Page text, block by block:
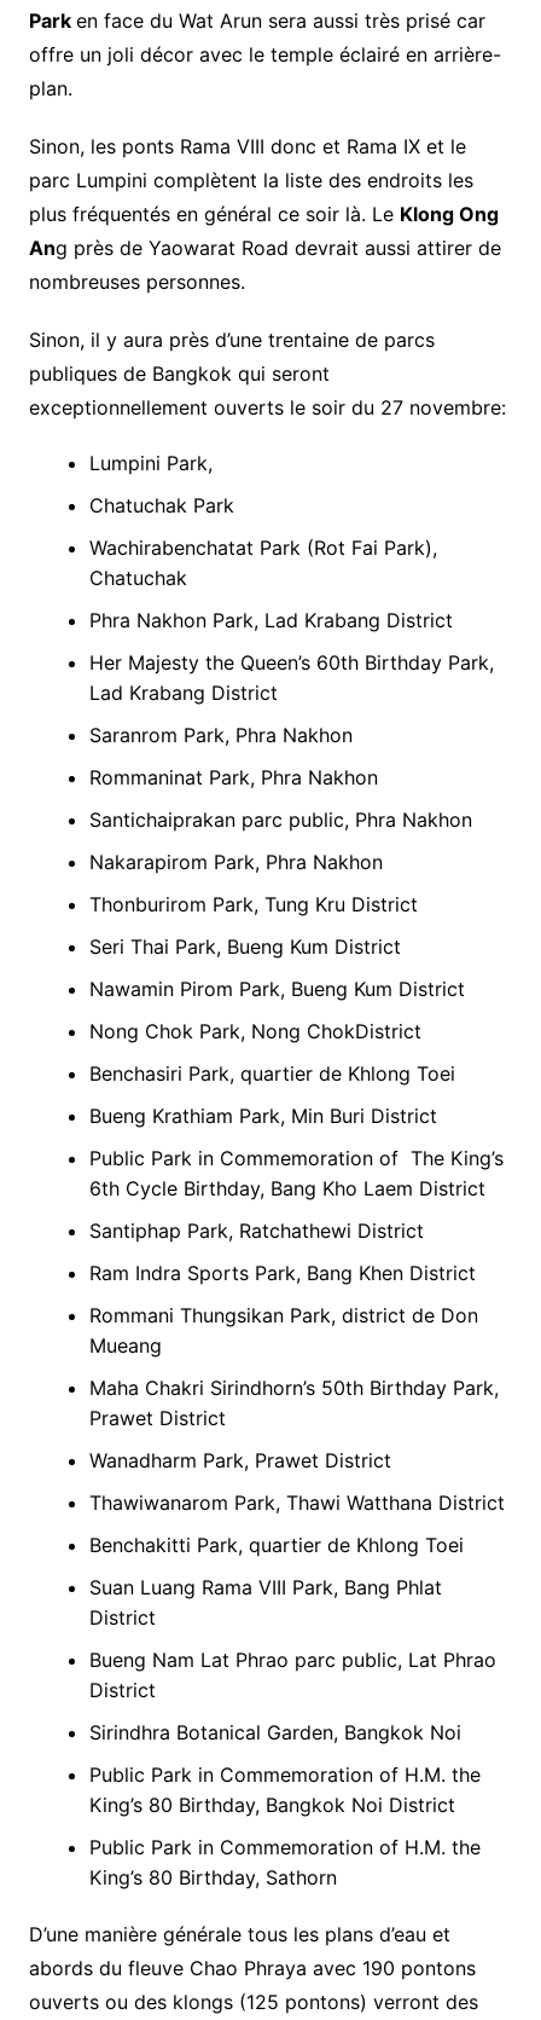
Park en face du Wat Arun sera aussi très prisé car
offre un joli décor avec le temple éclairé en arrière-
plan.
Sinon, les ponts Rama VIII donc et Rama IX et le
parc Lumpini complètent la liste des endroits les
plus fréquentés en général ce soir là. Le Klong Ong
Ang près de Yaowarat Road devrait aussi attirer de
nombreuses personnes.
Sinon, il y aura près d’une trentaine de parcs
publiques de Bangkok qui seront
exceptionnellement ouverts le soir du 27 novembre:
Lumpini Park,
Chatuchak Park
Wachirabenchatat Park (Rot Fai Park),
Chatuchak
Phra Nakhon Park, Lad Krabang District
Her Majesty the Queen’s 60th Birthday Park,
Lad Krabang District
Saranrom Park, Phra Nakhon
Rommaninat Park, Phra Nakhon
Santichaiprakan parc public, Phra Nakhon
Nakarapirom Park, Phra Nakhon
Thonburirom Park, Tung Kru District
Seri Thai Park, Bueng Kum District
Nawamin Pirom Park, Bueng Kum District
Nong Chok Park, Nong ChokDistrict
Benchasiri Park, quartier de Khlong Toei
Bueng Krathiam Park, Min Buri District
Public Park in Commemoration of The King’s
6th Cycle Birthday, Bang Kho Laem District
Santiphap Park, Ratchathewi District
Ram Indra Sports Park, Bang Khen District
Rommani Thungsikan Park, district de Don
Mueang
Maha Chakri Sirindhorn’s 50th Birthday Park,
Prawet District
Wanadharm Park, Prawet District
Thawiwanarom Park, Thawi Watthana District
Benchakitti Park, quartier de Khlong Toei
Suan Luang Rama VIII Park, Bang Phlat
District
Bueng Nam Lat Phrao parc public, Lat Phrao
District
Sirindhra Botanical Garden, Bangkok Noi
Public Park in Commemoration of H.M. the
King’s 80 Birthday, Bangkok Noi District
Public Park in Commemoration of H.M. the
King’s 80 Birthday, Sathorn
D’une manière générale tous les plans d’eau et
abords du fleuve Chao Phraya avec 190 pontons
ouverts ou des klongs (125 pontons) verront des